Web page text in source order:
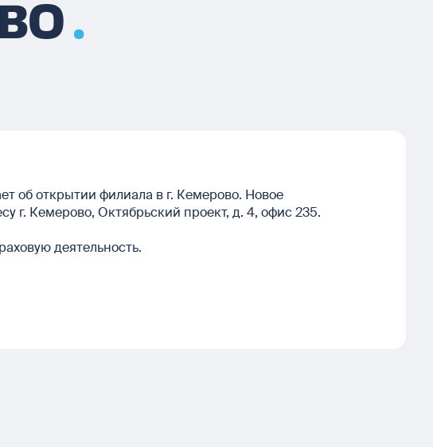
об открытии филиала в г. Кемерово. Новое
г. Кемерово, Октябрьский проект, д. 4, офис 235.
деятельность.